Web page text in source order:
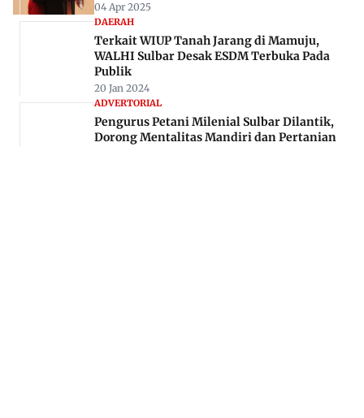
04 Apr 2025
DAERAH
Terkait WIUP Tanah Jarang di Mamuju,
WALHI Sulbar Desak ESDM Terbuka Pada
Publik
20 Jan 2024
ADVERTORIAL
Pengurus Petani Milenial Sulbar Dilantik,
Dorong Mentalitas Mandiri dan Pertanian